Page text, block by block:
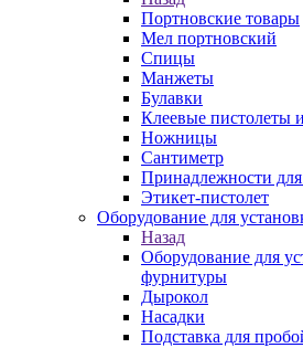
Портновские товары
Мел портновский
Спицы
Манжеты
Булавки
Клеевые пистолеты
Ножницы
Сантиметр
Принадлежности
Этикет-пистолет
Оборудование для
Назад
Оборудование для
фурнитуры
Дырокол
Насадки
Подставка для